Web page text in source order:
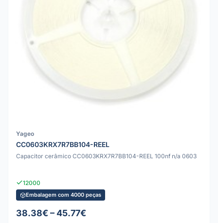
Yageo
CC0603KRX7R7BB104-REEL
Capacitor cerâmico CC0603KRX7R7BB104-REEL 100nf n/a 0603
12000
Embalagem com 4000 peças
38.38€ – 45.77€